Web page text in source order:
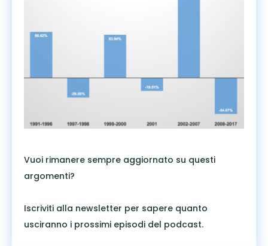
Vuoi rimanere sempre aggiornato su questi
argomenti?
Iscriviti alla newsletter per sapere quanto
usciranno i prossimi episodi del podcast.